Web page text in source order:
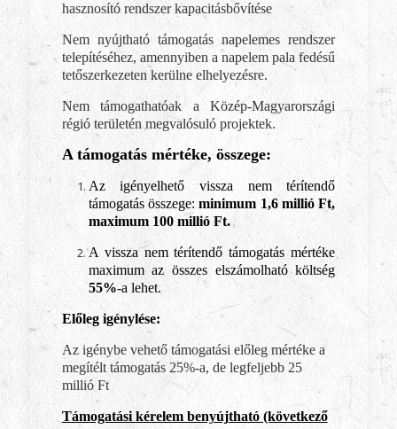
hasznosító rendszer kapacitásbővítése
Nem nyújtható támogatás napelemes rendszer
telepítéséhez, amennyiben a napelem pala fedésű
tetőszerkezeten kerülne elhelyezésre.
Nem támogathatóak a Közép-Magyarországi
régió területén megvalósuló projektek.
A támogatás mértéke, összege:
Az igényelhető vissza nem térítendő
támogatás összege:minimum 1,6 millió Ft,
maximum 100 millió Ft.
A vissza nem térítendő támogatás mértéke
maximum az összes elszámolható költség
55%-a lehet.
Előleg igénylése:
Az igénybe vehető támogatási előleg mértéke a
megítélt támogatás 25%-a, de legfeljebb 25
millió Ft
Támogatási kérelem benyújtható (következő